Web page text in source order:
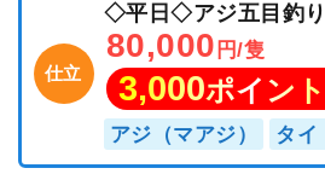
仕立
◇平日◇アジ五目釣
80,000 円/隻
3,000ポイン
アジ（マアジ） タイ